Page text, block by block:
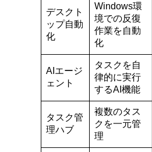
デスクト
ップ自動
化
Windows環
境での反復
作業を自動
化
AIエージ
ェント
タスクを自
律的に実行
するAI機能
タスク管
理ハブ
複数のタス
クを一元管
理